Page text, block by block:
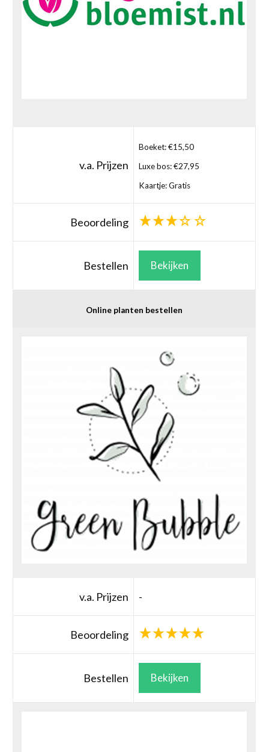
v.a. Prijzen
Boeket: €15,50
Luxe bos: €27,95
Kaartje: Gratis
Beoordeling
Bestellen Bekijken
Online planten bestellen
v.a. Prijzen -
Beoordeling
Bestellen Bekijken